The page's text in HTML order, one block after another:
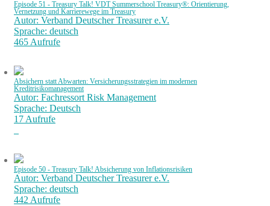
Episode 51 - Treasury Talk! VDT Summerschool Treasury®: Orientierung,
Vernetzung und Karrierewege im Treasury
Autor: Verband Deutscher Treasurer e.V.
Sprache: deutsch
465 Aufrufe
Absichern statt Abwarten: Versicherungsstrategien im modernen
Kreditrisikomanagement
Autor: Fachressort Risk Management
Sprache: Deutsch
17 Aufrufe
Episode 50 - Treasury Talk! Absicherung von Inflationsrisiken
Autor: Verband Deutscher Treasurer e.V.
Sprache: deutsch
442 Aufrufe